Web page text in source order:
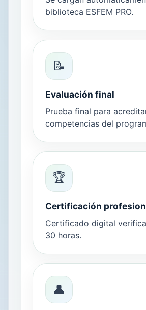
biblioteca ESFEM PRO.
📝
Evaluación final
Prueba final para
competencias del
🏆
Certificación
Certificado digital
30 horas.
👤